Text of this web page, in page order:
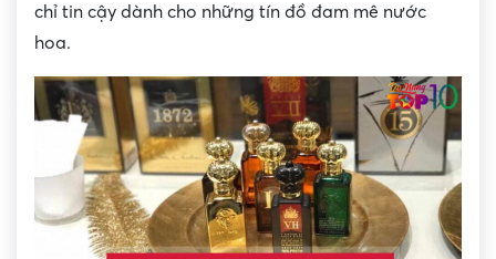
chỉ tin cậy dành cho những tín đồ đam mê nước
hoa.